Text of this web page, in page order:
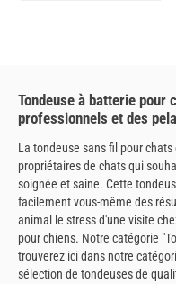
Tondeuse à batterie pour
professionnels et des
La tondeuse sans fil pour
propriétaires de chats qui
soignée et saine. Cette
facilement vous-même des
animal le stress d'une visite
pour chiens. Notre catégorie
trouverez ici dans notre
sélection de tondeuses de